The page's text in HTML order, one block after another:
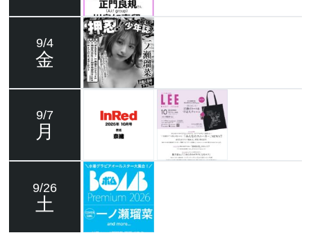
9/4
金
9/7
月
9/26
土